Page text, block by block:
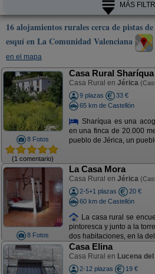
MÁS
16 alojamientos rurales cerca de pistas de
esquí en La Comunidad Valenciana
en el mapa
8 Fotos
(1 comentario)
Casa Rural Sharíqua
Casa Rural en Jérica
9 plazas
33 €
65 km de Castellón
Sharíqua es una
en una finca de 20.000
pueblo de Jérica, un
8 Fotos
La Casa Mora
Casa Rural en Jérica
2-5+1 plazas
20 €
60 km de Castellón
La casa rural se
pintoresca y junto a la
dos habitaciones, en la
Casa Elina
Casa Rural en Lucena del
2-12 plazas
19 €